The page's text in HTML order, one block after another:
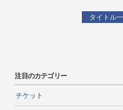
タイトル
注目のカテゴリー
チケット